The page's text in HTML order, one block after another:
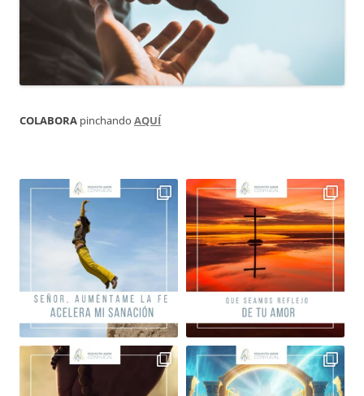
COLABORA pinchando AQUÍ